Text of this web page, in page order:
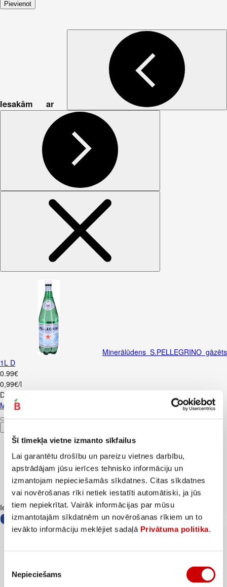
Šī tīmekļa vietne izmanto sīkfailus
Lai garantētu drošību un pareizu vietnes darbību,
apstrādājam jūsu ierīces tehnisko informāciju un
izmantojam nepieciešamās sīkdatnes. Citas sīkdatnes
vai novērošanas rīki netiek iestatīti automātiski, ja jūs
tiem nepiekrītat. Vairāk informācijas par mūsu
izmantotajām sīkdatnēm un novērošanas rīkiem un to
ievākto informāciju meklējiet sadaļā Privātuma politika.
izvēle
Nepieciešams
Pievienot
Iesakām ar
Minerālūdens S.PELLEGRINO gāzēts
1L D
0.99€
0,99€/l
Depozīts
Minerālūdens S.PELLEGRINO gāzēts 1L D
Iesakām ar